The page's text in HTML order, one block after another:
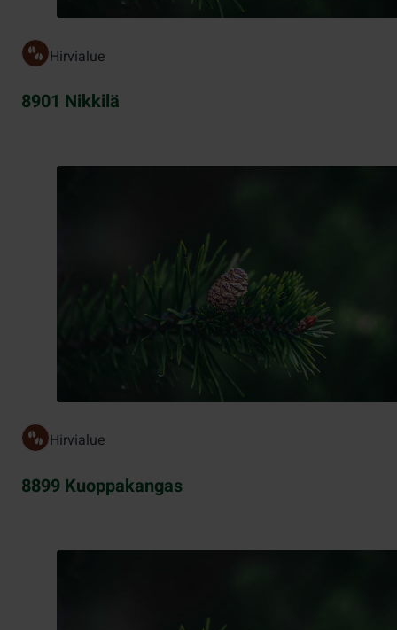
Hirvialue
8901 Nikkilä
Hirvialue
8899 Kuoppakangas